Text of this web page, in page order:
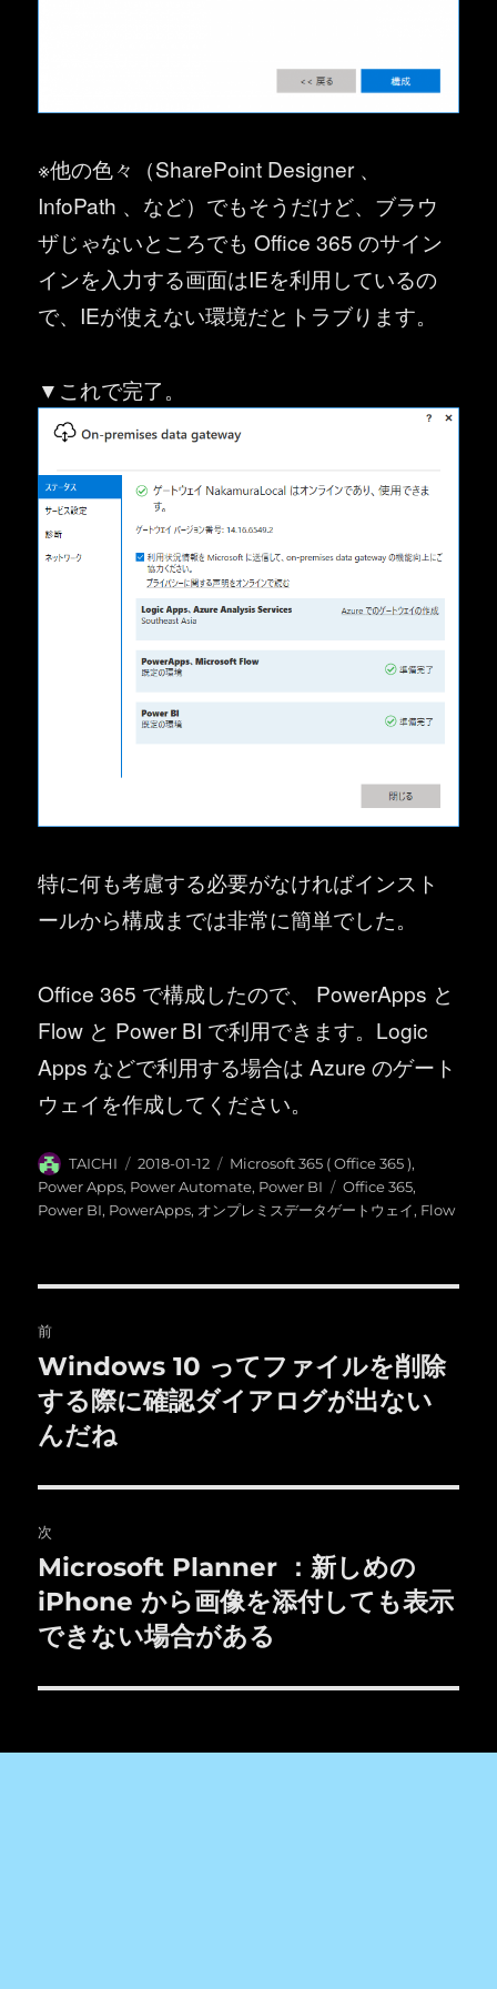
※他の色々（SharePoint Designer 、
InfoPath 、など）でもそうだけど、ブラウ
ザじゃないところでも Office 365 のサイン
インを入力する画面はIEを利用しているの
で、IEが使えない環境だとトラブります。
▼これで完了。
特に何も考慮する必要がなければインスト
ールから構成までは非常に簡単でした。
Office 365 で構成したので、 PowerApps と
Flow と Power BI で利用できます。Logic
Apps などで利用する場合は Azure のゲート
ウェイを作成してください。
投
稿
者
TAICHI
投
稿
日:
2018-01-12
カ
テ
ゴ
Microsoft 365 ( Office 365 ),
Power Apps, Power Automate, Power BI
タ
グ
Office 365,
Power BI, PowerApps, オンプレミスデータゲートウェイ, Flow
稿
ナ
ビ
ゲ
ー
シ
ョ
ン
前
前
の
投
Windows 10 ってファイルを削除
する際に確認ダイアログが出ない
んだね
次
次
の
投
Microsoft Planner ：新しめの
iPhone から画像を添付しても表示
できない場合がある